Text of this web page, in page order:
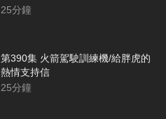
25分鐘
第390集 火箭駕駛訓練機/給胖虎的
熱情支持信
25分鐘